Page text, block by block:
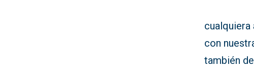
cualquiera
con
también